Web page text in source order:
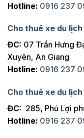
Hotline: 0916 237
Cho thuê xe du lịch
ĐC: 07 Trần Hưng
Xuyên, An Giang
Hotline: 0916 237
Cho thuê xe du
ĐC: 285, Phú Lợi
Hotline: 0916 237